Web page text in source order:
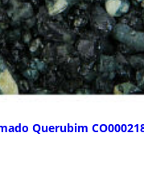
Querubim